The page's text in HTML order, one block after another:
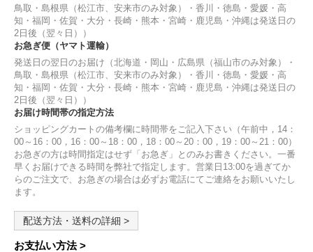
鳥取・島根県（松江市、安来市のみ対象）・香川・徳島・愛媛・高
知・福岡・佐賀・大分・長崎・熊本・宮崎・鹿児島・沖縄は発送日の
2日後（翌々日））
お急ぎ便（ヤマト運輸）
発送日の翌日のお届け（北海道・岡山・広島県（福山市のみ対象）・
鳥取・島根県（松江市、安来市のみ対象）・香川・徳島・愛媛・高
知・福岡・佐賀・大分・長崎・熊本・宮崎・鹿児島・沖縄は発送日の
2日後（翌々日））
お届け時間帯の指定方法
ショッピングカートの備考欄に時間帯をご記入下さい（午前中，14：
00～16：00，16：00～18：00，18：00～20：00，19：00～21：00）
お急ぎの方は時間指定はせず「お急ぎ」とのみお書きください。一番
早くお届けできる時間を弊社で指定します。営業日13:00を過ぎてか
らのご注文で、お急ぎの場合は必ずお電話にてご連絡をお願いいたし
ます。
配送方法・送料の詳細 >
お支払い方法 >